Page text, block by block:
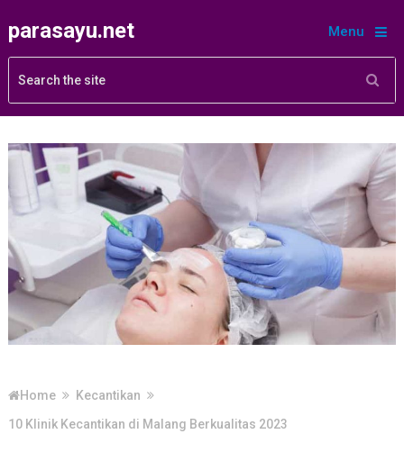
parasayu.net Menu
Home
Kecantikan
10 Klinik Kecantikan di Malang Berkualitas 2023